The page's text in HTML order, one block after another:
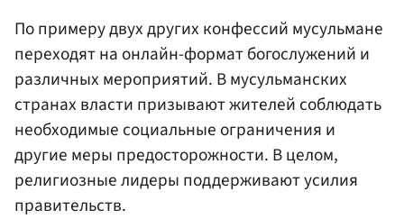
По примеру двух других конфессий мусульмане
переходят на онлайн-формат богослужений и
различных мероприятий. В мусульманских
странах власти призывают жителей соблюдать
необходимые социальные ограничения и
другие меры предосторожности. В целом,
религиозные лидеры поддерживают усилия
правительств.